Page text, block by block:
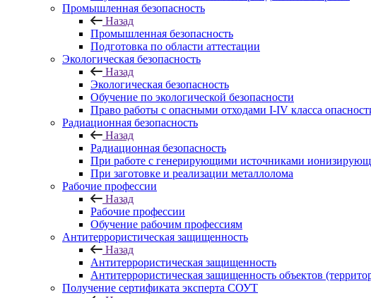
Промышленная безопасность
Назад
Промышленная безопасность
Подготовка по области аттестации
Экологическая безопасность
Назад
Экологическая безопасность
Обучение по экологической безопасности
Право работы с опасными отходами I-IV класса
Радиационная безопасность
Назад
Радиационная безопасность
При работе с генерирующими источниками
При заготовке и реализации металлолома
Рабочие профессии
Назад
Рабочие профессии
Обучение рабочим профессиям
Антитеррористическая защищенность
Назад
Антитеррористическая защищенность
Антитеррористическая защищенность объектов
Получение сертификата эксперта СОУТ